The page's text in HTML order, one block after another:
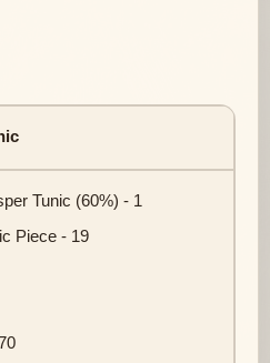
Tunic (60%) - 1
Piece - 19